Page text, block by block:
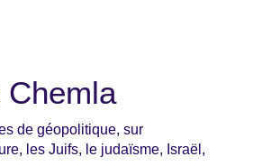
Chemla
de géopolitique, sur
les Juifs, le judaïsme, Israël,